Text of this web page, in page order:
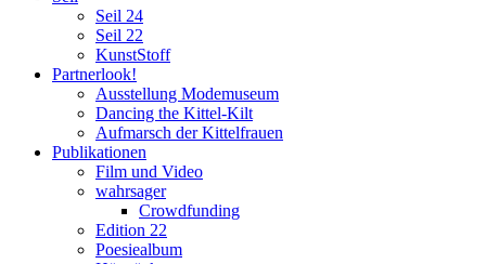
Seil 24
Seil 22
KunstStoff
Partnerlook!
Ausstellung Modemuseum
Dancing the Kittel-Kilt
Aufmarsch der Kittelfrauen
Publikationen
Film und Video
wahrsager
Crowdfunding
Edition 22
Poesiealbum